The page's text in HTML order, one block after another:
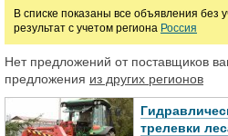
Марка
В списке показаны все объявления без
результат с учетом региона Россия
Нет предложений от поставщиков
предложения из других регионов
трелевки